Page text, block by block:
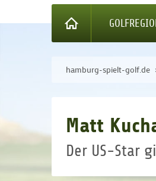
hamburg-spielt-golf.de
Matt
Der US-Star